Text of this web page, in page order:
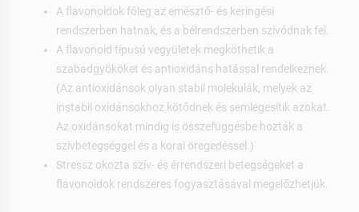
A flavonoidok főleg az emésztő- és keringési
rendszerben hatnak, és a bélrendszerben szívódnak fel.
A flavonoid típusú vegyületek megköthetik a
szabadgyököket és antioxidáns hatással rendelkeznek.
(Az antioxidánsok olyan stabil molekulák, melyek az
instabil oxidánsokhoz kötődnek és semlegesítik azokat.
Az oxidánsokat mindig is összefüggésbe hozták a
szívbetegséggel és a korai öregedéssel.)
Stressz okozta szív- és érrendszeri betegségeket a
flavonoidok rendszeres fogyasztásával megelőzhetjük.